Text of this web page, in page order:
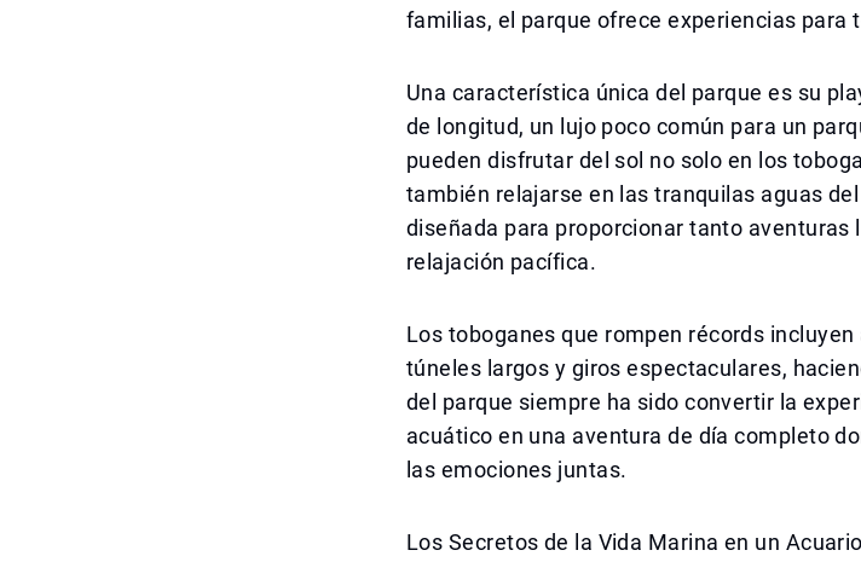
familias, el parque ofrece experiencias para
Una característica única del parque es su
de longitud, un lujo poco común para un
pueden disfrutar del sol no solo en los
también relajarse en las tranquilas aguas
diseñada para proporcionar tanto aventuras
relajación pacífica.
Los toboganes que rompen récords
túneles largos y giros espectaculares,
del parque siempre ha sido convertir la
acuático en una aventura de día completo
las emociones juntas.
Los Secretos de la Vida Marina en un Acuario